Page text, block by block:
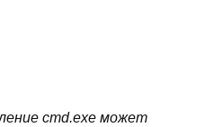
cmd.exe может